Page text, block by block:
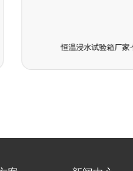
恒温浸水试验箱厂家